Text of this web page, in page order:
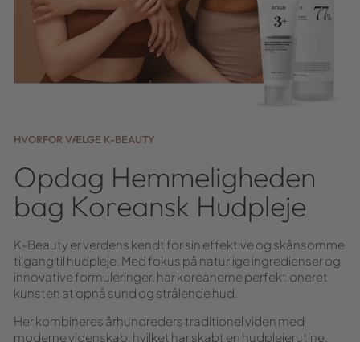
HVORFOR VÆLGE K-BEAUTY
Opdag Hemmeligheden
bag Koreansk Hudpleje
K-Beauty er verdens kendt for sin effektive og skånsomme
tilgang til hudpleje. Med fokus på naturlige ingredienser og
innovative formuleringer, har koreanerne perfektioneret
kunsten at opnå sund og strålende hud.
Her kombineres århundreders traditionel viden med
moderne videnskab, hvilket har skabt en hudplejerutine,